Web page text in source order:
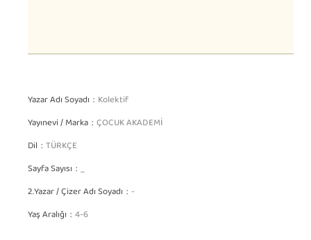
Yazar Adı Soyadı Kolektif
Yayınevi / Marka ÇOCUK AKADEMİ
Dil TÜRKÇE
Sayfa Sayısı _
2.Yazar / Çizer Adı Soyadı -
Yaş Aralığı 4-6